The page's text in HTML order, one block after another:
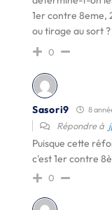
1er contre 8eme,
ou tirage au sort ?
0
Sasori9 8
Répondre à
Puisque cette
c'est 1er contre
0